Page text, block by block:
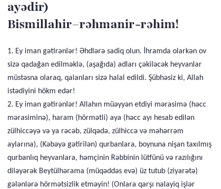
ayədir)
Bismillahir–rəhmanir-rəhim!
1. Ey iman gətirənlər! Əhdlərə sadiq olun. İhramda olarkən ov
sizə qadağan edilməklə, (aşağıda) adları çəkiləcək heyvanlar
müstəsna olaraq, qalanları sizə halal edildi. Şübhəsiz ki, Allah
istədiyini hökm edər!
2. Ey iman gətirənlər! Allahın müəyyən etdiyi mərasimə (həcc
mərasiminə), haram (hörmətli) aya (həcc ayı hesab edilən
zülhiccəyə və ya rəcəb, zülqədə, zülhiccə və məhərrəm
aylarına), (Kəbəyə gətirilən) qurbanlara, boynuna nişan taxılmış
qurbanlıq heyvanlara, həmçinin Rəbbinin lütfünü və razılığını
diləyərək Beytülhərama (müqəddəs evə) üz tutub (ziyarətə)
gələnlərə hörmətsizlik etməyin! (Onlara qarşı nalayiq işlər